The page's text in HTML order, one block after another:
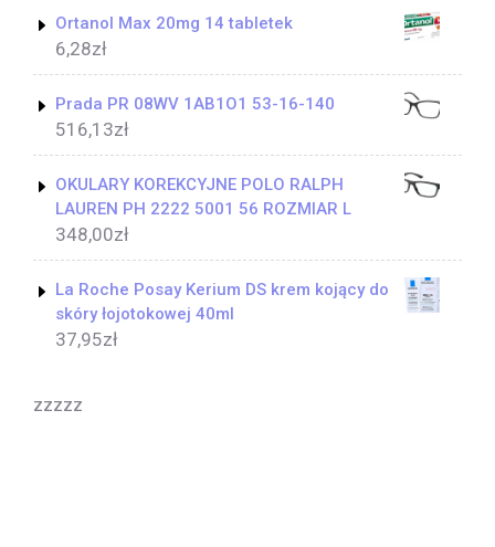
Ortanol Max 20mg 14 tabletek
6,28zł
Prada PR 08WV 1AB1O1 53-16-140
516,13zł
OKULARY KOREKCYJNE POLO RALPH
LAUREN PH 2222 5001 56 ROZMIAR L
348,00zł
La Roche Posay Kerium DS krem kojący do
skóry łojotokowej 40ml
37,95zł
zzzzz